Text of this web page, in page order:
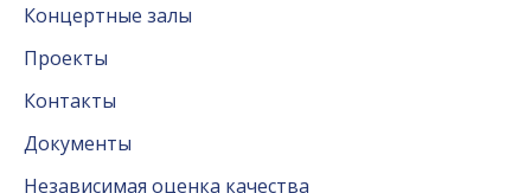
Концертные залы
Проекты
Контакты
Документы
Независимая оценка качества